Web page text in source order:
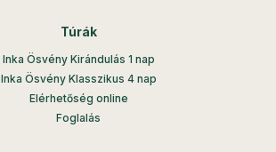
Túrák
Inka Ösvény Kirándulás 1 nap
Inka Ösvény Klasszikus 4 nap
Elérhetőség online
Foglalás